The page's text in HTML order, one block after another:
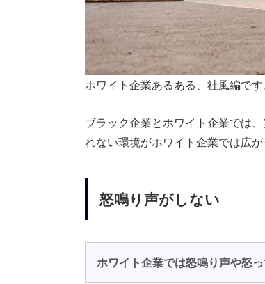
ホワイト企業あるある、社風編です
ブラック企業とホワイト企業では
れない環境がホワイト企業では広が
怒鳴り声がしない
ホワイト企業では怒鳴り声や怒